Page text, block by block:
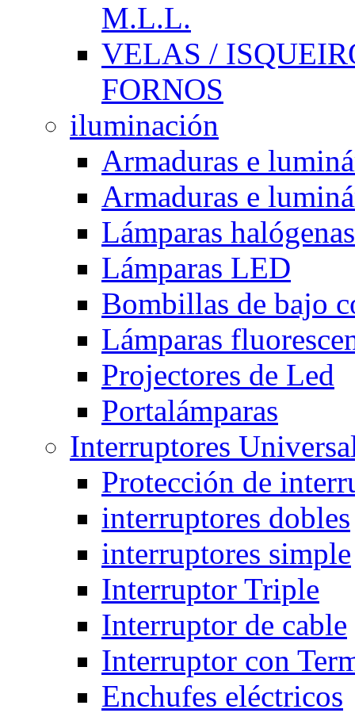
M.L.L.
VELAS /
FORNOS
iluminación
Armaduras e
Armaduras e
Lámparas halógenas
Lámparas LED
Bombillas de bajo
Lámparas
Projectores de Led
Portalámparas
Interruptores
Protección de
interruptores dobles
interruptores simple
Interruptor Triple
Interruptor de cable
Interruptor con
Enchufes eléctricos